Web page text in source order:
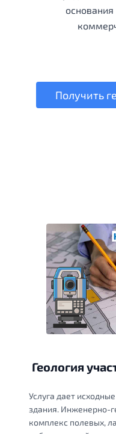
Получить
Геология
Услуга дает
здания. Инженерно-
комплекс полевых,